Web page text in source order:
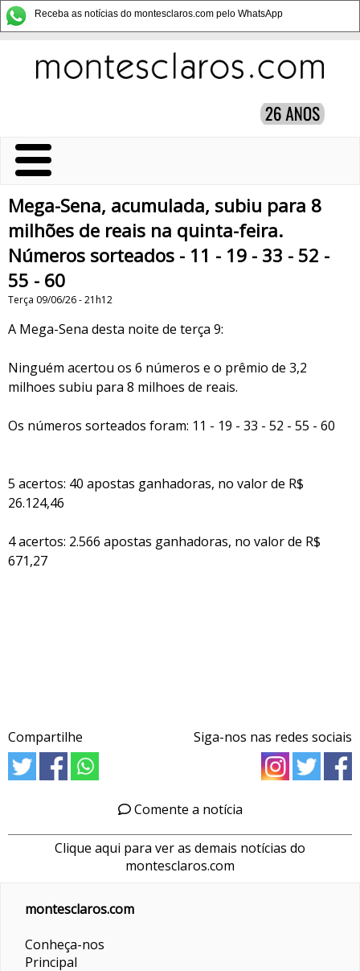
Receba as notícias do montesclaros.com pelo WhatsApp
Mega-Sena, acumulada, subiu para 8
milhões de reais na quinta-feira.
Números sorteados - 11 - 19 - 33 - 52 -
55 - 60
Terça 09/06/26 - 21h12
A Mega-Sena desta noite de terça 9:
Ninguém acertou os 6 números e o prêmio de 3,2
milhoes subiu para 8 milhoes de reais.
Os números sorteados foram: 11 - 19 - 33 - 52 - 55 - 60
5 acertos: 40 apostas ganhadoras, no valor de R$
26.124,46
4 acertos: 2.566 apostas ganhadoras, no valor de R$
671,27
Compartilhe Siga-nos nas redes sociais
Comente a notícia
Clique aqui para ver as demais notícias do
montesclaros.com
montesclaros.com
Conheça-nos
Principal